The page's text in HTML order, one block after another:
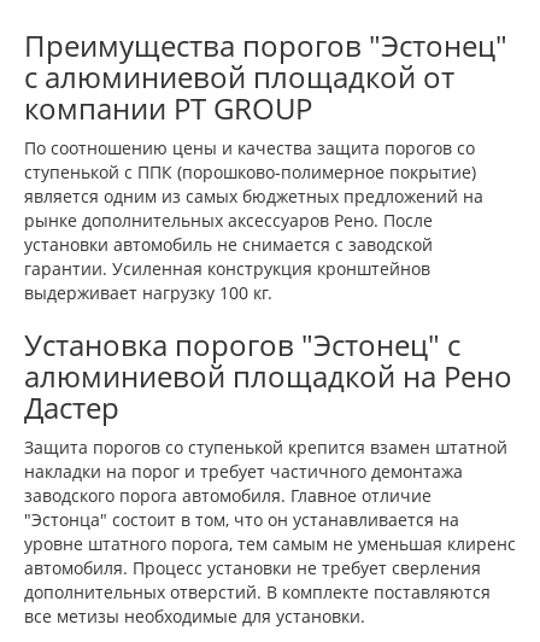
Преимущества порогов "Эстонец"
с алюминиевой площадкой от
компании PT GROUP
По соотношению цены и качества защита порогов со
ступенькой c ППК (порошково-полимерное покрытие)
является одним из самых бюджетных предложений на
рынке дополнительных аксессуаров Рено. После
установки автомобиль не снимается с заводской
гарантии. Усиленная конструкция кронштейнов
выдерживает нагрузку 100 кг.
Установка порогов "Эстонец" с
алюминиевой площадкой на Рено
Дастер
Защита порогов со ступенькой крепится взамен штатной
накладки на порог и требует частичного демонтажа
заводского порога автомобиля. Главное отличие
"Эстонца" состоит в том, что он устанавливается на
уровне штатного порога, тем самым не уменьшая клиренс
автомобиля. Процесс установки не требует сверления
дополнительных отверстий. В комплекте поставляются
все метизы необходимые для установки.